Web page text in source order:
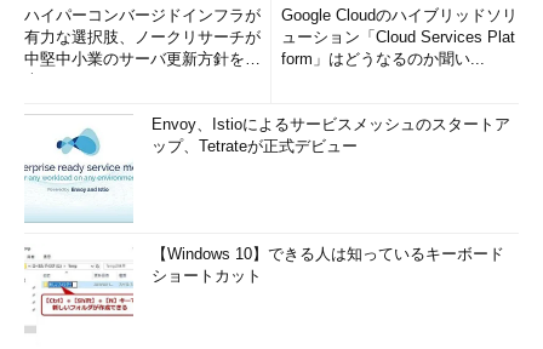
ハイパーコンバージドインフラが
有力な選択肢、ノークリサーチが
中堅中小業のサーバ更新方針を調
Google Cloudのハイブリッドソリ
ューション「Cloud Services Plat
form」はどうなるのか聞い...
Envoy、Istioによるサービスメッシュのスタートア
ップ、Tetrateが正式デビュー
【Windows 10】できる人は知っているキーボード
ショートカット